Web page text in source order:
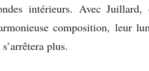
intérieurs. Avec
composition, leur
plus.